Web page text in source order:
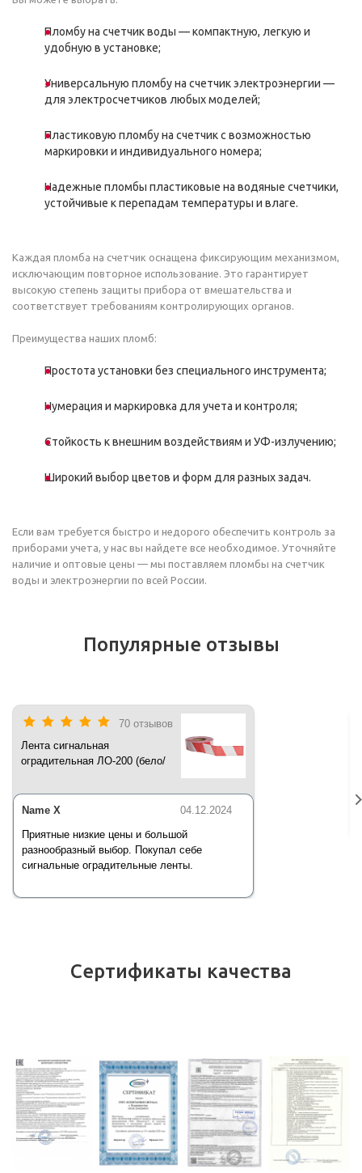
Пломбу на счетчик воды — компактную, легкую и
удобную в установке;
Универсальную пломбу на счетчик электроэнергии —
для электросчетчиков любых моделей;
Пластиковую пломбу на счетчик с возможностью
маркировки и индивидуального номера;
Надежные пломбы пластиковые на водяные счетчики,
устойчивые к перепадам температуры и влаге.
Каждая пломба на счетчик оснащена фиксирующим механизмом,
исключающим повторное использование. Это гарантирует
высокую степень защиты прибора от вмешательства и
соответствует требованиям контролирующих органов.
Преимущества наших пломб:
Простота установки без специального инструмента;
Нумерация и маркировка для учета и контроля;
Стойкость к внешним воздействиям и УФ-излучению;
Широкий выбор цветов и форм для разных задач.
Если вам требуется быстро и недорого обеспечить контроль за
приборами учета, у нас вы найдете все необходимое. Уточняйте
наличие и оптовые цены — мы поставляем пломбы на счетчик
воды и электроэнергии по всей России.
Популярные отзывы
70 отзывов
Лента сигнальная
оградительная ЛО-200 (бело/
04.12.2024
Name X
Приятные низкие цены и большой
разнообразный выбор. Покупал себе
сигнальные оградительные ленты.
Сертификаты качества